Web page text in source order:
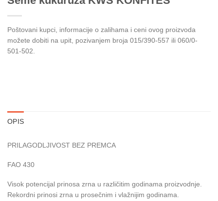
Poštovani kupci, informacije o zalihama i ceni ovog proizvoda
možete dobiti na upit, pozivanjem broja 015/390-557 ili 060/0-
501-502.
OPIS
PRILAGODLJIVOST BEZ PREMCA
FAO 430
Visok potencijal prinosa zrna u različitim godinama proizvodnje.
Rekordni prinosi zrna u prosečnim i vlažnijim godinama.